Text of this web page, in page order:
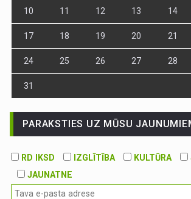
10 11 12 13 14
17 18 19 20 21
24 25 26 27 28
31
PARAKSTIES UZ MŪSU
RD IKSD IZGLĪTĪBA KULTŪRA
JAUNATNE